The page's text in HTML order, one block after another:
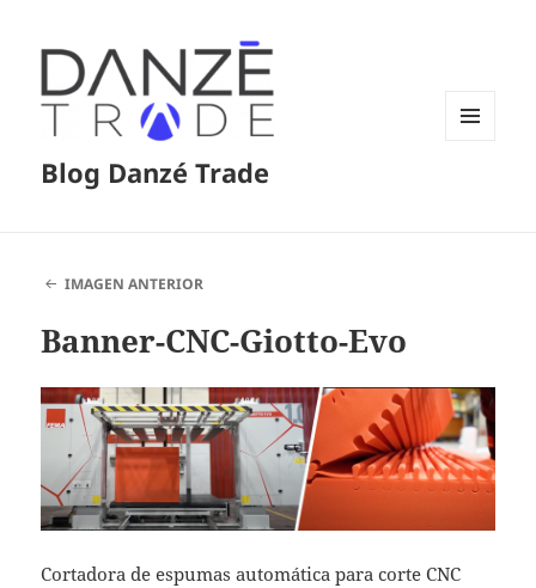
Blog Danzé Trade
IMAGEN ANTERIOR
Banner-CNC-Giotto-Evo
Cortadora de espumas automática para corte CNC